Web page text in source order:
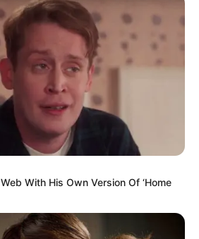
With His Own Version Of ‘Home